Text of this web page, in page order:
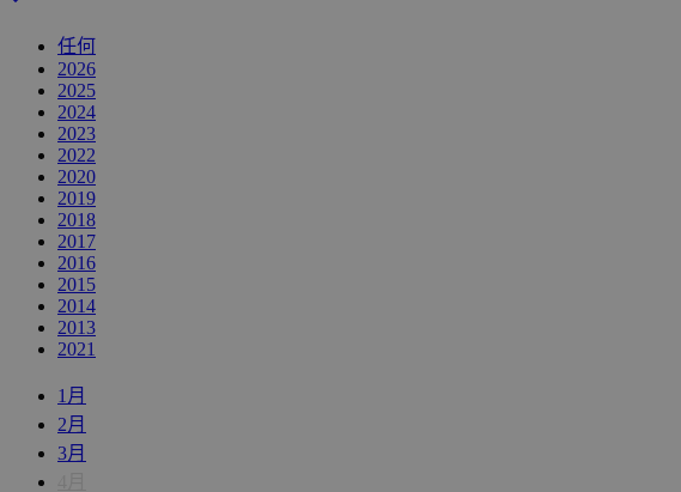
任何
2026
2025
2024
2023
2022
2020
2019
2018
2017
2016
2015
2014
2013
2021
1月
2月
3月